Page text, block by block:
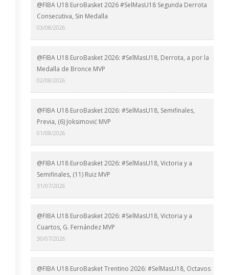
@FIBA U18 EuroBasket 2026 #SelMasU18 Segunda Derrota
Consecutiva, Sin Medalla
03/08/2026
@FIBA U18 EuroBasket 2026: #SelMasU18, Derrota, a por la
Medalla de Bronce MVP
02/08/2026
@FIBA U18 EuroBasket 2026: #SelMasU18, Semifinales,
Previa, (6) Joksimović MVP
01/08/2026
@FIBA U18 EuroBasket 2026: #SelMasU18, Victoria y a
Semifinales, (11) Ruiz MVP
31/07/2026
@FIBA U18 EuroBasket 2026: #SelMasU18, Victoria y a
Cuartos, G. Fernández MVP
30/07/2026
@FIBA U18 EuroBasket Trentino 2026: #SelMasU18, Octavos